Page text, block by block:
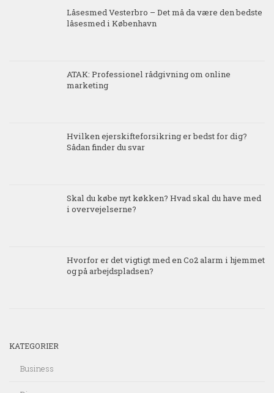
Låsesmed Vesterbro – Det må da være den bedste
låsesmed i København
ATAK: Professionel rådgivning om online
marketing
Hvilken ejerskifteforsikring er bedst for dig?
Sådan finder du svar
Skal du købe nyt køkken? Hvad skal du have med
i overvejelserne?
Hvorfor er det vigtigt med en Co2 alarm i hjemmet
og på arbejdspladsen?
KATEGORIER
Business